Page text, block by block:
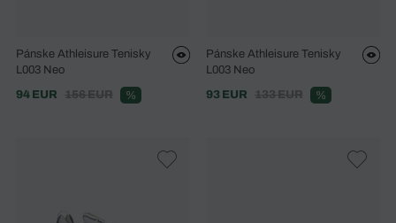
Pánske Athleisure Tenisky
L003 Neo
94 EUR
156 EUR %
Pánske Athleisure Tenisky
L003 Neo
93 EUR
133 EUR %